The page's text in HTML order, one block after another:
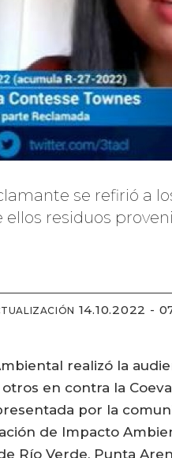
se refirió a
residuos
14.10.2022 -
realizó la
en contra la
por la
de Impacto
Río Verde, Punta